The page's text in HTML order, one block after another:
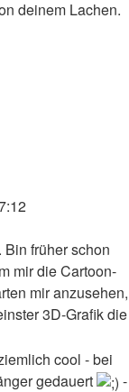
deinem Lachen.
früher schon
mir die Cartoon-
mir anzusehen,
3D-Grafik die
cool - bei
gedauert
-